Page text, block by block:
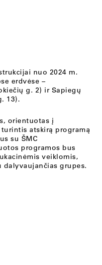
nuo 2024 m.
erdvėse –
g. 2) ir Sapiegų
13).
orientuotas į
atskirą programą
su ŠMC
programos bus
veiklomis,
grupes.